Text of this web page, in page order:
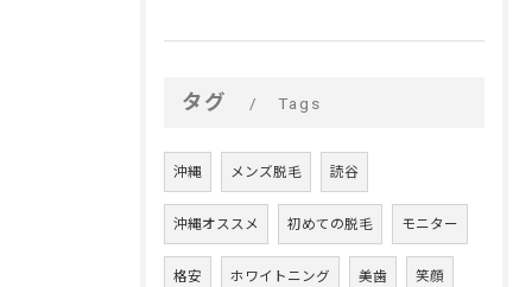
タグ Tags
沖縄 メンズ脱毛 読谷
沖縄オススメ 初めての脱毛 モニター
格安 ホワイトニング 美歯 笑顔